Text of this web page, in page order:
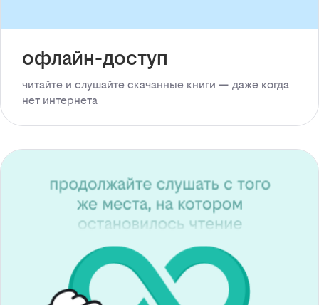
офлайн-доступ
читайте и слушайте скачанные книги — даже когда
нет интернета